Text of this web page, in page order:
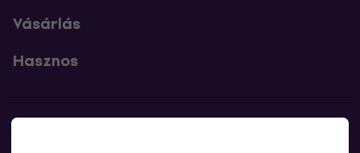
Vásárlás
Hasznos